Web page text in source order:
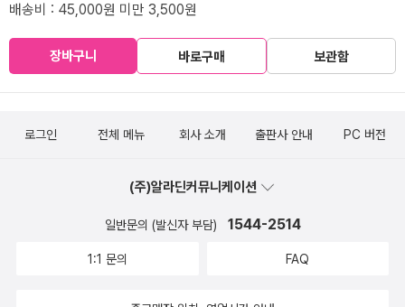
배송비 : 45,000원 미만 3,500원
장바구니 바로구매 보관함
로그인 전체 메뉴 회사 소개 출판사 안내 PC 버전
(주)알라딘커뮤니케이션
일반문의 (발신자 부담) 1544-2514
1:1 문의 FAQ